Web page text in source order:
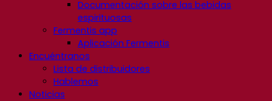
Documentación sobre las bebidas
espirituosas
Fermentis app
Aplicación Fermentis
Encuéntranos
Lista de distribuidores
Hablemos
Noticias